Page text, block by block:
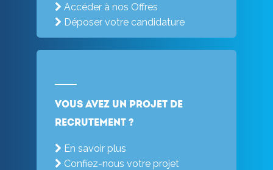
Accéder à nos Offres
Déposer votre candidature
Vous avez un projet de
recrutement ?
En savoir plus
Confiez-nous votre projet